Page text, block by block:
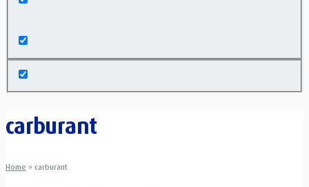
carburant
Home » carburant